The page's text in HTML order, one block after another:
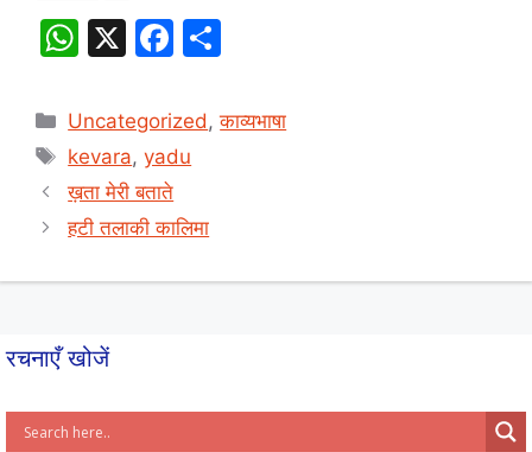
W
at
s
A
p
X
F
c
e
b
o
ar
Categories
Uncategorized,काव्यभाषा
Tags
kevara,yadu
ख़ता मेरी बताते
हटी तलाकी कालिमा
रचनाएँ खोजें